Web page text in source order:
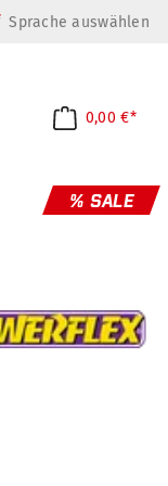
Sprache auswählen
0,00 €*
% SALE